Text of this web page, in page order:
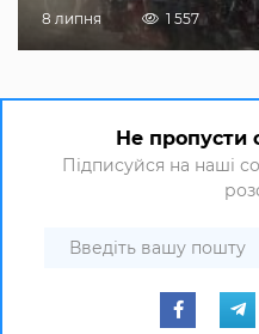
8 липня 1 557
Не пропусти
Підписуйся на наші